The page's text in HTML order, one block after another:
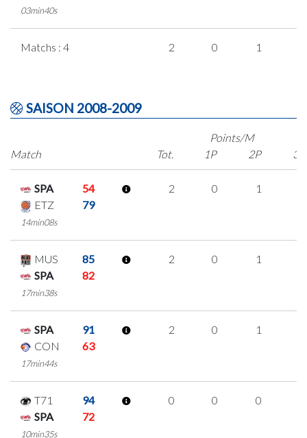
03min40s
Matchs : 4 2 0 1
SAISON 2008-2009
Match
Points/M
Tot.
1P 2P 3P
SPA
54
ETZ
79
14min08s
2 0 1
MUS
85
SPA
82
17min38s
2 0 1
SPA
91
CON
63
17min44s
2 0 1
T71
94
SPA
72
10min35s
0 0 0